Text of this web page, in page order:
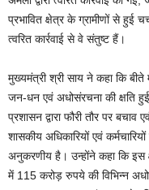
प्रभावित क्षेत्र के ग्रामीणों से हुई
त्वरित कार्रवाई से वे संतुष्ट हैं।
मुख्यमंत्री श्री साय ने कहा कि
जन-धन एवं अधोसंरचना की क्षति
प्रशासन द्वारा फौरी तौर पर
शासकीय अधिकारियों एवं
अनुकरणीय है। उन्होंने कहा कि इस
में 115 करोड़ रुपये की विभिन्न